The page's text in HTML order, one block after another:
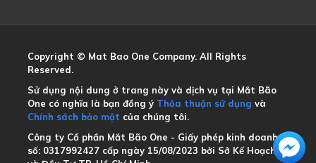
Copyright © Mat Bao One Company. All Rights
Reserved.
Sử dụng nội dung ở trang này và dịch vụ tại Mắt Bão
One có nghĩa là bạn đồng ý Thỏa thuận sử dụng và
Chính sách bảo mật của chúng tôi.
Công ty Cổ phần Mắt Bão One - Giấy phép kinh doanh
số: 0317992427 cấp ngày 15/08/2023 bởi Sở Kế Hoạch